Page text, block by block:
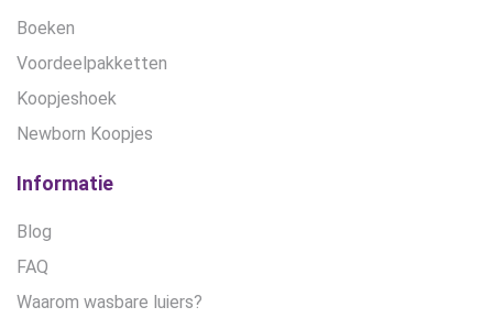
Boeken
Voordeelpakketten
Koopjeshoek
Newborn Koopjes
Informatie
Blog
FAQ
Waarom wasbare luiers?